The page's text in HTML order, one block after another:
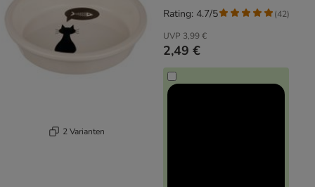
2 Varianten
UVP 3,99 €
2,49 €
Rating: 4.7/5 (42)